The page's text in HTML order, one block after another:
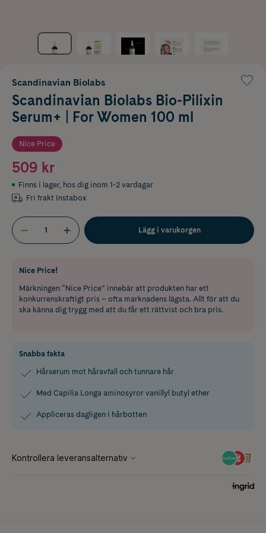
Scandinavian Biolabs
Scandinavian Biolabs Bio-Pilixin
Serum+ | For Women 100 ml
Nice Price
509 kr
Finns i lager, hos dig inom 1-2 vardagar
Fri frakt Instabox
Lägg i varukorgen
Nice Price!
Märkningen “Nice Price” innebär att produkten har ett
konkurrenskraftigt pris – ofta marknadens lägsta. Allt för att du
ska känna dig trygg med att du får ett rättvist och bra pris.
Snabba fakta
Hårserum mot håravfall och tunnare hår
Med Capilia Longa aminosyror vanillyl butyl ether
Appliceras dagligen i hårbotten